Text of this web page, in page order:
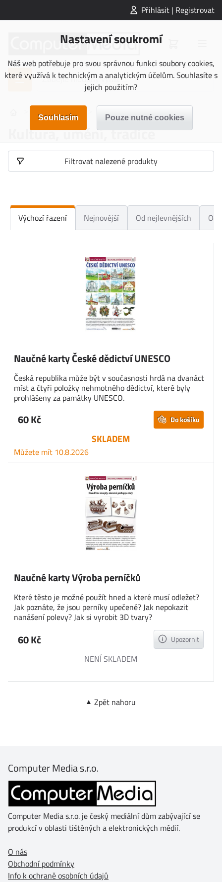
Přihlásit | Registrovat
Nastavení soukromí
Náš web potřebuje pro svou správnou funkci soubory cookies,
které využívá k technickým a analytickým účelům. Souhlasíte s
jejich použitím?
NAUČNÉ KARTY
Kultura, umění, tradice
Filtrovat nalezené produkty
Výchozí řazení Nejnovější Od nejlevnějších Od
Naučné karty České dědictví UNESCO
Česká republika může být v současnosti hrdá na dvanáct
míst a čtyři položky nehmotného dědictví, které byly
prohlášeny za památky UNESCO.
60 Kč Do košíku
SKLADEM
Můžete mít 10.8.2026
Naučné karty Výroba perníčků
Které těsto je možné použít hned a které musí odležet?
Jak poznáte, že jsou perníky upečené? Jak nepokazit
nanášení polevy? Jak si vyrobit 3D tvary?
60 Kč Upozornit
NENÍ SKLADEM
Zpět nahoru
Computer Media s.r.o.
Computer Media s.r.o. je český mediální dům zabývající se
produkcí v oblasti tištěných a elektronických médií.
O nás
Obchodní podmínky
Info k ochraně osobních údajů